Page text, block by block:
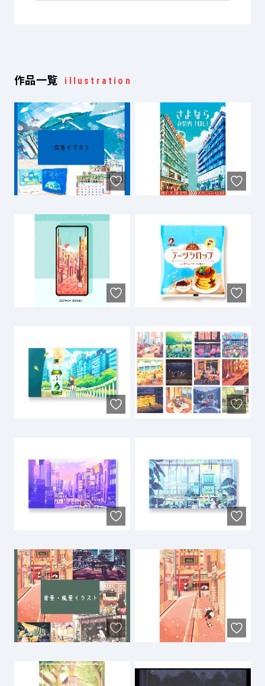
作品一覧 illustration